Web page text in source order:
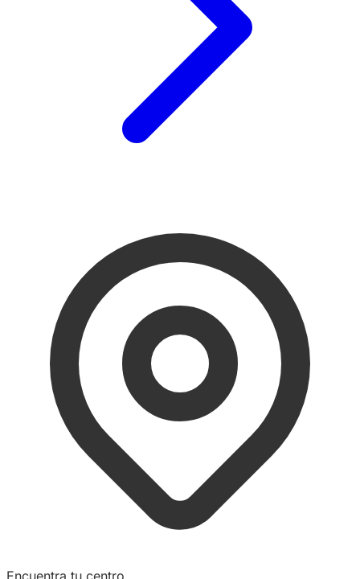
Encuentra tu centro